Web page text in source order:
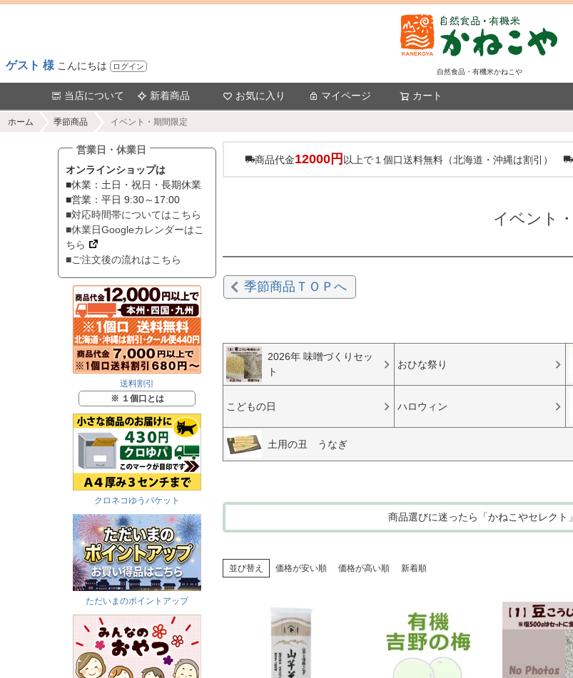
ゲスト 様 こんにちは ログイン
自然食品・有機米かねこや
当店について 新着商品 お気に入り マイページ カート
ホーム 季節商品 イベント・期間限定
営業日・休業日
オンラインショップは
■休業：土日・祝日・長期休業
■営業：平日 9:30～17:00
■対応時間帯についてはこちら
■休業日Googleカレンダーはこ
ちら
■ご注文後の流れはこちら
送料割引
※ １個口とは
クロネコゆうパケット
ただいまのポイントアップ
商品代金12000円 以上で１個口送料無料（北海道・沖縄は割引）
イベント
季節商品ＴＯＰへ
2026年 味噌づくりセッ
ト
おひな祭り
こどもの日 ハロウィン
土用の丑 うなぎ
商品選びに迷ったら「かねこやセレクト」
並び替え 価格が安い順 価格が高い順 新着順